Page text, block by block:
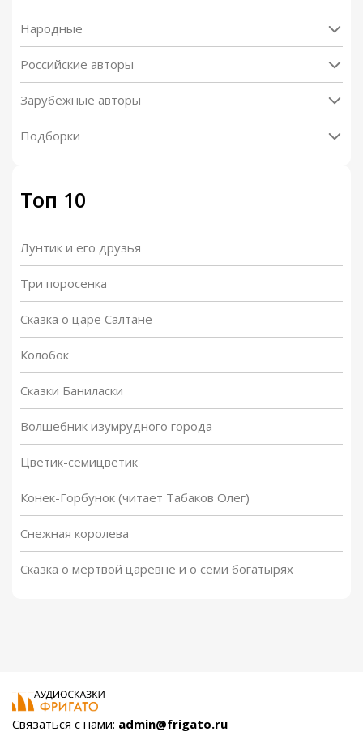
Народные
Российские авторы
Зарубежные авторы
Подборки
Топ 10
Лунтик и его друзья
Три поросенка
Сказка о царе Салтане
Колобок
Сказки Баниласки
Волшебник изумрудного города
Цветик-семицветик
Конек-Горбунок (читает Табаков Олег)
Снежная королева
Сказка о мёртвой царевне и о семи богатырях
Связаться с нами: admin@frigato.ru